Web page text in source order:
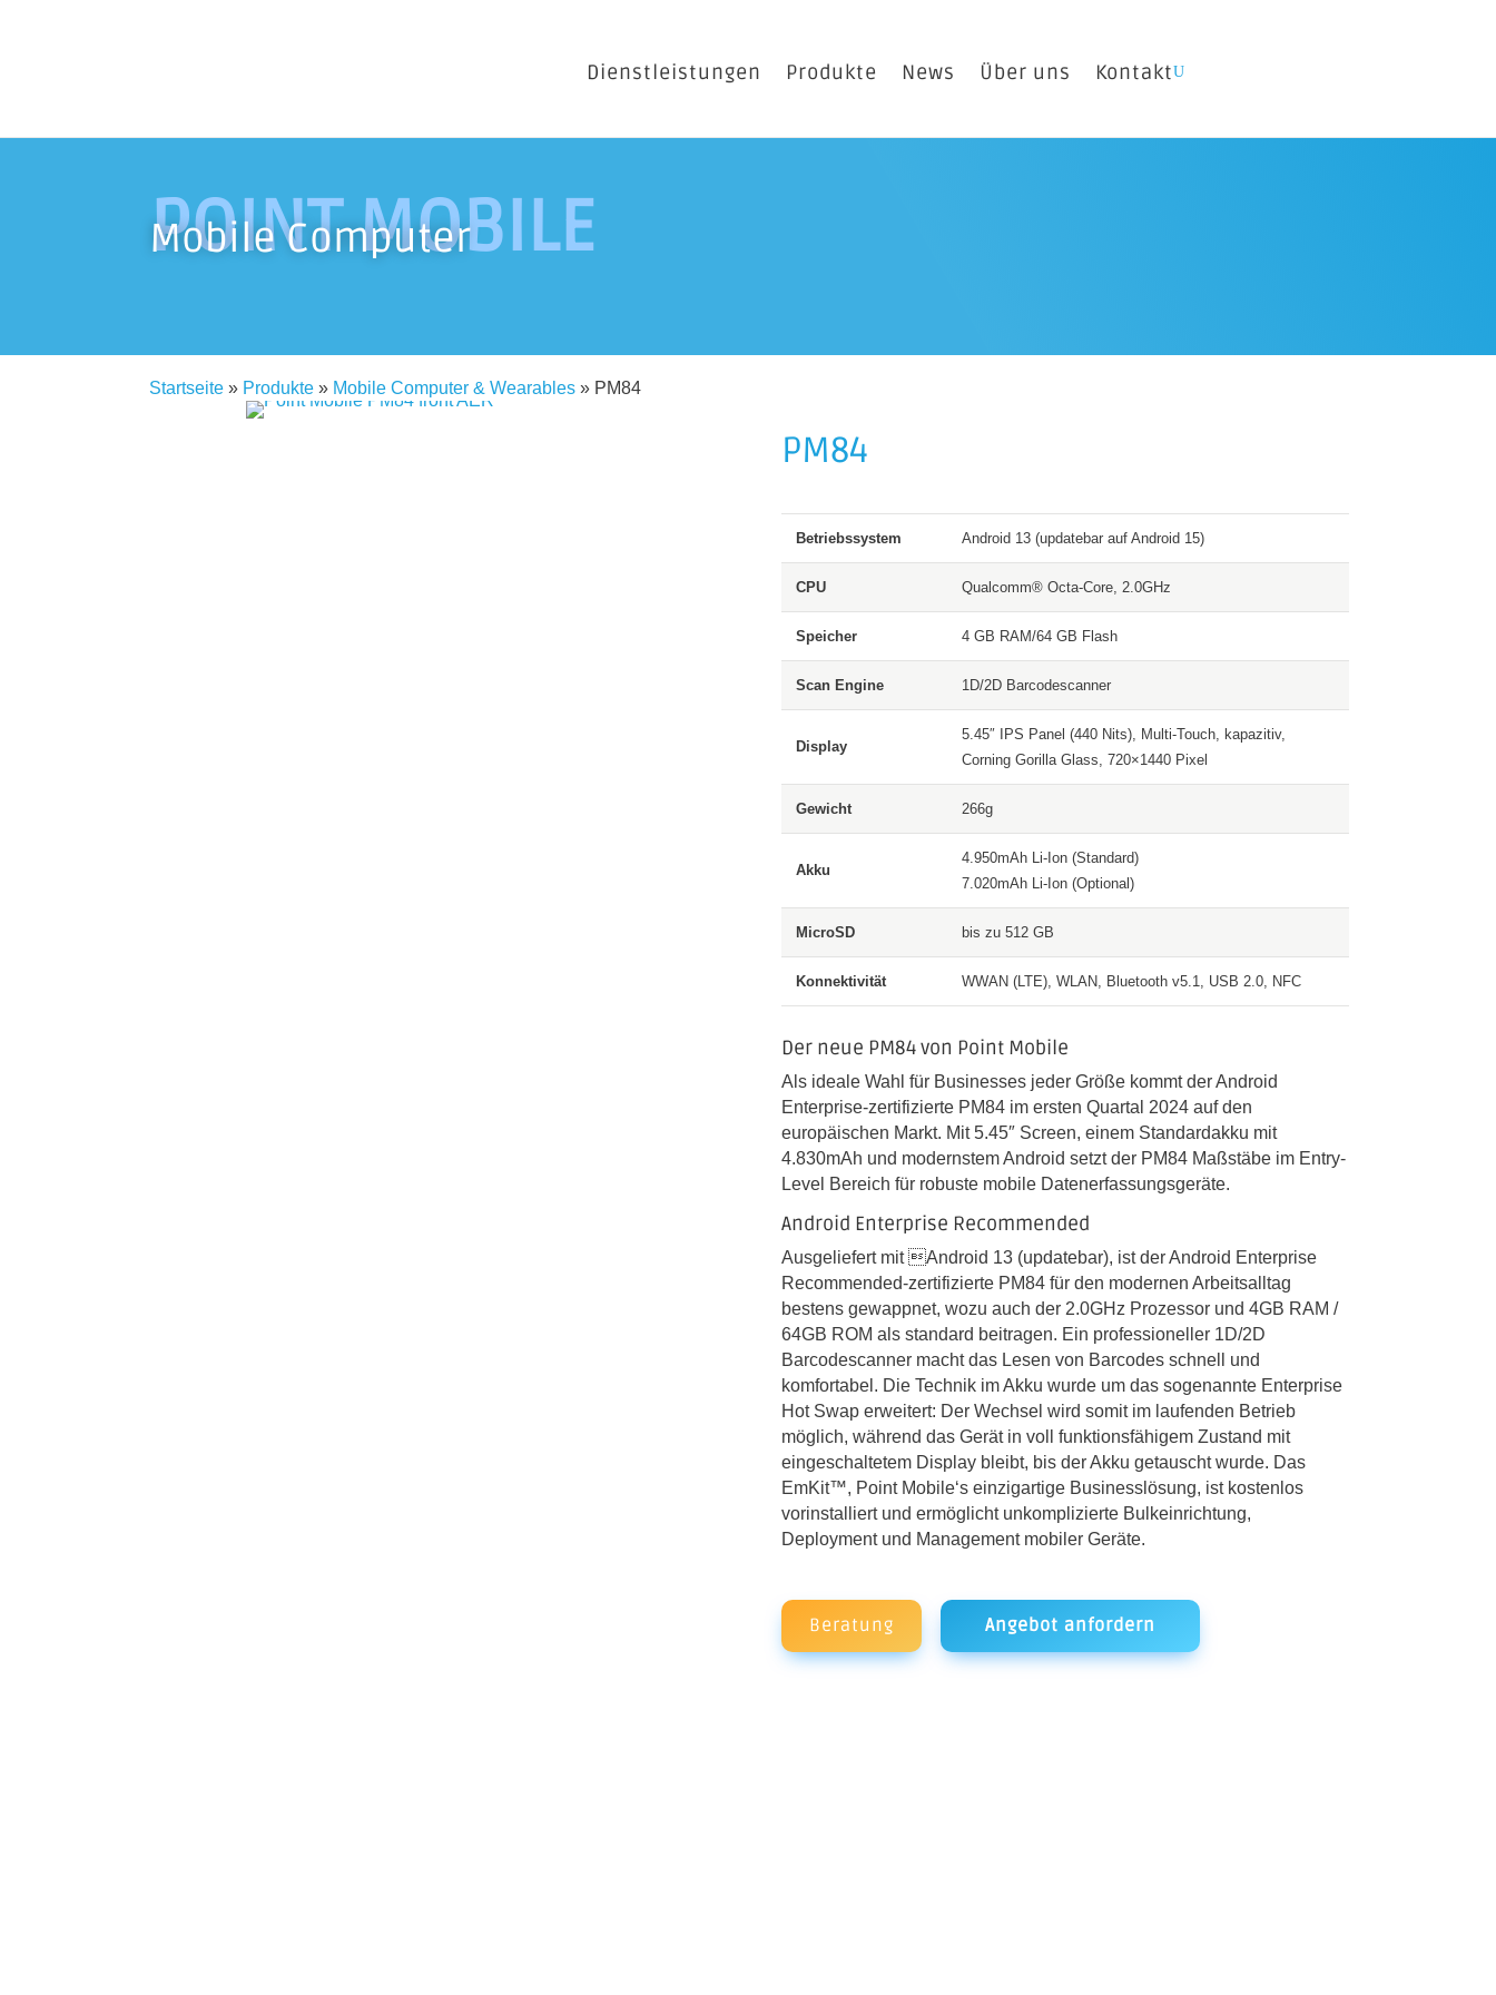
Dienstleistungen Produkte News Über uns Kontakt
POINT MOBILE
Mobile Computer
Startseite » Produkte » Mobile Computer & Wearables » PM84
PM84
Betriebssystem Android 13 (updatebar auf Android 15)
CPU Qualcomm® Octa-Core, 2.0GHz
Speicher 4 GB RAM/64 GB Flash
Scan Engine 1D/2D Barcodescanner
Display
5.45″ IPS Panel (440 Nits), Multi-Touch, kapazitiv,
Corning Gorilla Glass, 720×1440 Pixel
Gewicht 266g
Akku
4.950mAh Li-Ion (Standard)
7.020mAh Li-Ion (Optional)
MicroSD bis zu 512 GB
Konnektivität WWAN (LTE), WLAN, Bluetooth v5.1, USB 2.0, NFC
Der neue PM84 von Point Mobile
Als ideale Wahl für Businesses jeder Größe kommt der Android
Enterprise-zertifizierte PM84 im ersten Quartal 2024 auf den
europäischen Markt. Mit 5.45″ Screen, einem Standardakku mit
4.830mAh und modernstem Android setzt der PM84 Maßstäbe im Entry-
Level Bereich für robuste mobile Datenerfassungsgeräte.
Android Enterprise Recommended
Ausgeliefert mit Android 13 (updatebar), ist der Android Enterprise
Recommended-zertifizierte PM84 für den modernen Arbeitsalltag
bestens gewappnet, wozu auch der 2.0GHz Prozessor und 4GB RAM /
64GB ROM als standard beitragen. Ein professioneller 1D/2D
Barcodescanner macht das Lesen von Barcodes schnell und
komfortabel. Die Technik im Akku wurde um das sogenannte Enterprise
Hot Swap erweitert: Der Wechsel wird somit im laufenden Betrieb
möglich, während das Gerät in voll funktionsfähigem Zustand mit
eingeschaltetem Display bleibt, bis der Akku getauscht wurde. Das
EmKit™, Point Mobile‘s einzigartige Businesslösung, ist kostenlos
vorinstalliert und ermöglicht unkomplizierte Bulkeinrichtung,
Deployment und Management mobiler Geräte.
Beratung Angebot anfordern